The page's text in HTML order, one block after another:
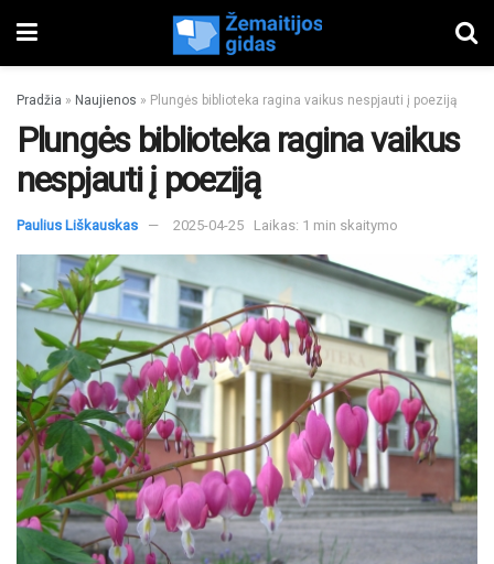
Pradžia » Naujienos » Plungės biblioteka ragina vaikus nespjauti į poeziją
Plungės biblioteka ragina vaikus
nespjauti į poeziją
Paulius Liškauskas 2025-04-25 Laikas: 1 min skaitymo